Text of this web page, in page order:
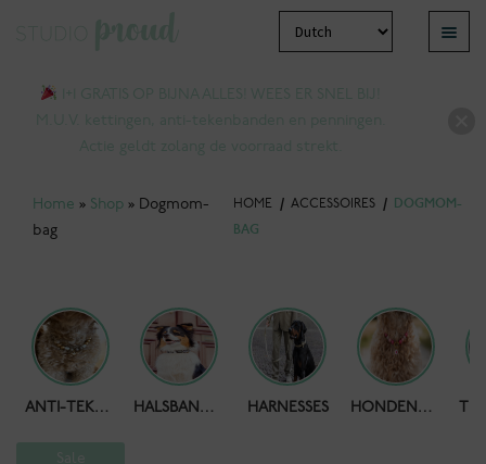
door
naar
Menu
Home » Shop » Dogmom-
bag
HOME / ACCESSOIRES / DOGMOM-
BAG
ANTI-TEKENBAND HALSBANDEN HARNESSES HONDENKETTING